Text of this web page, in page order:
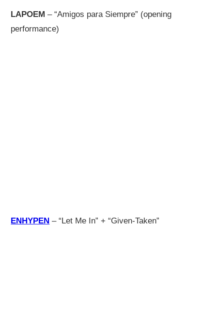
LAPOEM – “Amigos para Siempre” (opening
performance)
ENHYPEN – “Let Me In” + “Given-Taken”